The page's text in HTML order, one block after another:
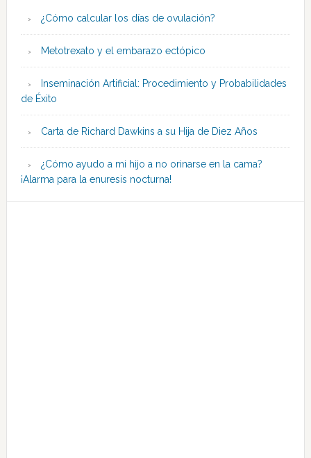
¿Cómo calcular los días de ovulación?
Metotrexato y el embarazo ectópico
Inseminación Artificial: Procedimiento y Probabilidades
de Éxito
Carta de Richard Dawkins a su Hija de Diez Años
¿Cómo ayudo a mi hijo a no orinarse en la cama?
¡Alarma para la enuresis nocturna!